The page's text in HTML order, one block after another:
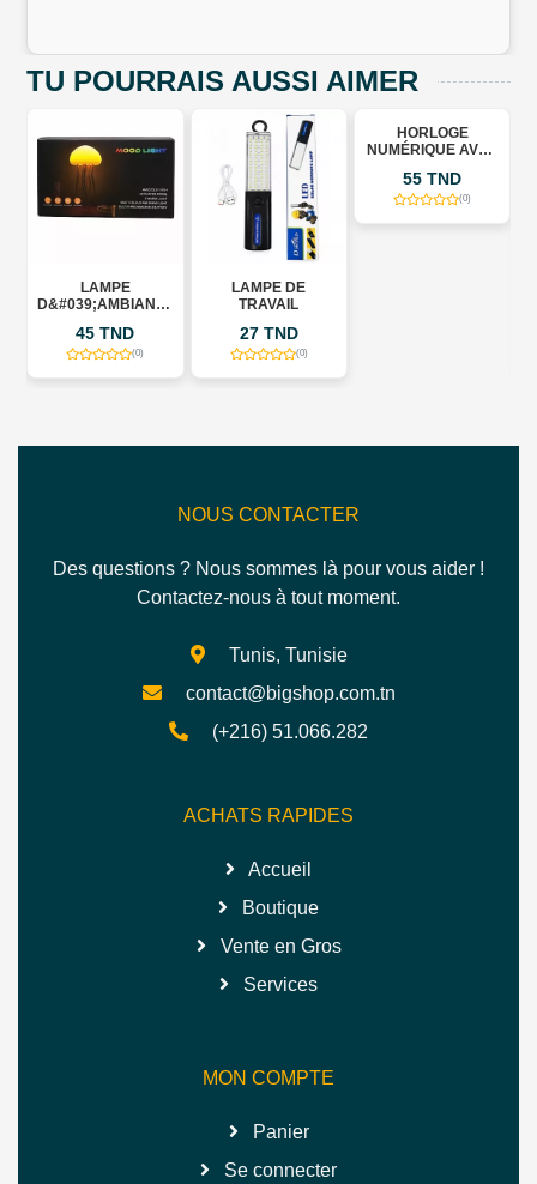
TU POURRAIS AUSSI AIMER
LAMPE
D&#039;AMBIANCE
LIGHT&QUOT; –
MÉDUSE RGB
45 TND
(0)
LAMPE DE
TRAVAIL
27 TND
(0)
HORLOGE
NUMÉRIQUE AVEC
ÉCRAN MIROIR
55 TND
(0)
NOUS CONTACTER
Des questions ? Nous sommes là pour vous aider !
Contactez-nous à tout moment.
Tunis, Tunisie
contact@bigshop.com.tn
(+216) 51.066.282
ACHATS RAPIDES
Accueil
Boutique
Vente en Gros
Services
MON COMPTE
Panier
Se connecter